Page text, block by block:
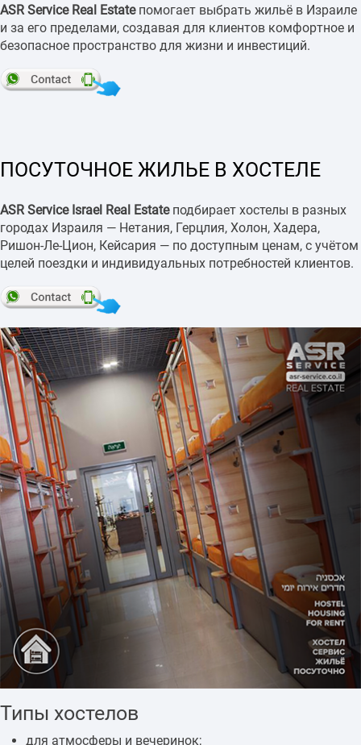
ASR Service Real Estate помогает выбрать жильё в Израиле
и за его пределами, создавая для клиентов комфортное и
безопасное пространство для жизни и инвестиций.
ПОСУТОЧНОЕ ЖИЛЬЕ В ХОСТЕЛЕ
ASR Service Israel Real Estateподбирает хостелы в разных
городах Израиля — Нетания, Герцлия, Холон, Хадера,
Ришон-Ле-Цион, Кейсария — по доступным ценам, с учётом
целей поездки и индивидуальных потребностей клиентов.
Типы хостелов
для атмосферы и вечеринок;